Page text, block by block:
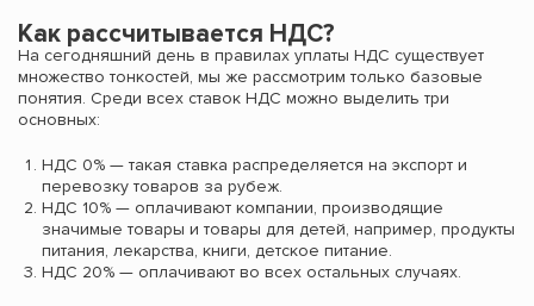
Как рассчитывается НДС?
На сегодняшний день в правилах уплаты НДС существует
множество тонкостей, мы же рассмотрим только базовые
понятия. Среди всех ставок НДС можно выделить три
основных:
НДС 0% — такая ставка распределяется на экспорт и
перевозку товаров за рубеж.
НДС 10% — оплачивают компании, производящие
значимые товары и товары для детей, например, продукты
питания, лекарства, книги, детское питание.
НДС 20% — оплачивают во всех остальных случаях.